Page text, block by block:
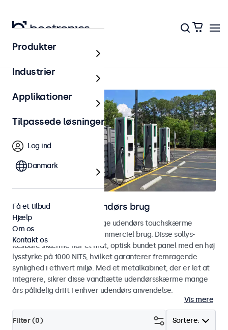
Hjem
Touchskærme til udendørs brug
Udforsk vores vejrbestandige udendørs touchskærme
designet til industriel og kommerciel brug. Disse sollys-
læsbare skærme har et mat, optisk bundet panel med en høj
lysstyrke på 1000 NITS, hvilket garanterer fremragende
synlighed i ethvert miljø. Med et metalkabinet, der er let at
integrere, sikrer disse vandtætte udendørsskærme mange
års pålidelig drift i enhver udendørs anvendelse.
Vis mere
Sortere:
Filter (0)
Produkter
Industrier
Applikationer
Tilpassede løsninger
Log ind
Danmark
Få et tilbud
Hjælp
Om os
Kontakt os